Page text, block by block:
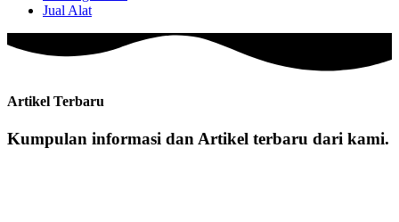
Jual Alat
Artikel Terbaru
Kumpulan informasi dan Artikel terbaru dari kami.